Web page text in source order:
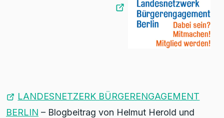
LANDESNETZERK BÜRGERENGAGEMENT
BERLIN – Blogbeitrag von Helmut Herold und